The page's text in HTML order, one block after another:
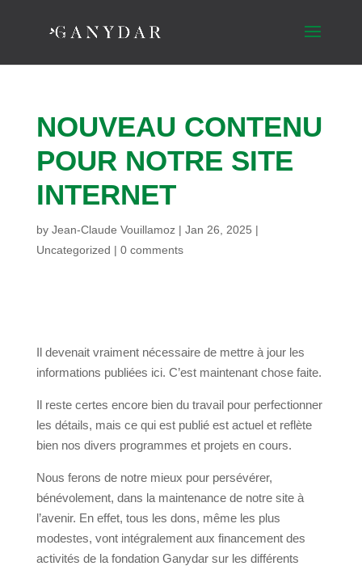
NOUVEAU CONTENU
POUR NOTRE SITE
INTERNET
by Jean-Claude Vouillamoz| Jan 26, 2025 |
Uncategorized | 0 comments
Il devenait vraiment nécessaire de mettre à jour les
informations publiées ici. C’est maintenant chose faite.
Il reste certes encore bien du travail pour perfectionner
les détails, mais ce qui est publié est actuel et reflète
bien nos divers programmes et projets en cours.
Nous ferons de notre mieux pour persévérer,
bénévolement, dans la maintenance de notre site à
l’avenir. En effet, tous les dons, même les plus
modestes, vont intégralement aux financement des
activités de la fondation Ganydar sur les différents